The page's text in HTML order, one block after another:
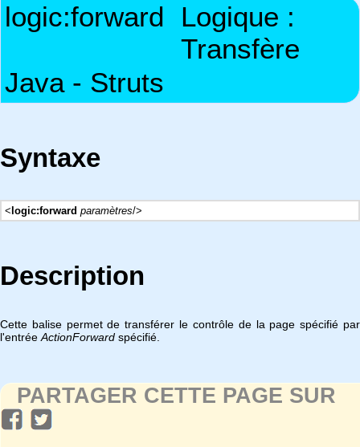
logic:forward
Logique :
Transfère
Java - Struts
Syntaxe
< logic:forward paramètres/>
Description
Cette balise permet de transférer le contrôle de la page spécifié par
l'entrée ActionForward spécifié.
PARTAGER CETTE PAGE SUR